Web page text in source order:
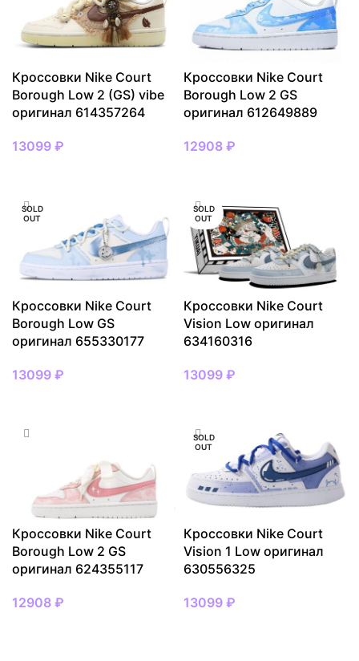
Кроссовки Nike Court
Borough Low 2 (GS) vibe
оригинал 614357264
13099 ₽
Кроссовки Nike Court
Borough Low 2 GS
оригинал 612649889
12908 ₽
SOLD
OUT
Кроссовки Nike Court
Borough Low GS
оригинал 655330177
13099 ₽
SOLD
OUT
Кроссовки Nike Court
Vision Low оригинал
634160316
13099 ₽
Кроссовки Nike Court
Borough Low 2 GS
оригинал 624355117
12908 ₽
SOLD
OUT
Кроссовки Nike Court
Vision 1 Low оригинал
630556325
13099 ₽